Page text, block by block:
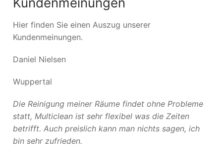
Hier finden Sie einen Auszug unserer
Kundenmeinungen.
Daniel Nielsen
Wuppertal
Die Reinigung meiner Räume findet ohne Probleme
statt, Multiclean ist sehr flexibel was die Zeiten
betrifft. Auch preislich kann man nichts sagen, ich
bin sehr zufrieden.